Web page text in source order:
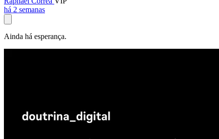
há 2 semanas
Ainda há esperança.